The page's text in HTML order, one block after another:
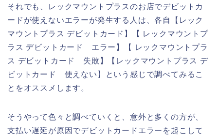
それでも、レックマウントプラスのお店でデビットカ
ードが使えないエラーが発生する人は、各自【レック
マウントプラス デビットカード】【 レックマウントプ
ラス デビットカード エラー】【 レックマウントプラ
ス デビットカード 失敗】【レックマウントプラス デ
ビットカード 使えない】という感じで調べてみるこ
とをオススメします。
そうやって色々と調べていくと、意外と多くの方が、
支払い遅延が原因でデビットカードエラーを起こして